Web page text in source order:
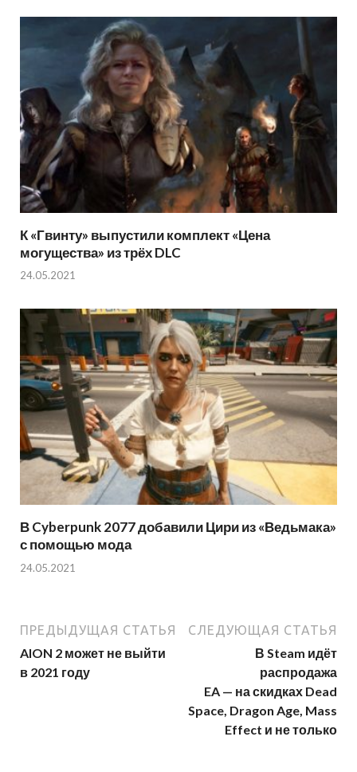
К «Гвинту» выпустили комплект «Цена
могущества» из трёх DLC
24.05.2021
В Cyberpunk 2077 добавили Цири из «Ведьмака»
с помощью мода
24.05.2021
ПРЕДЫДУЩАЯ СТАТЬЯ
AION 2 может не выйти
в 2021 году
СЛЕДУЮЩАЯ СТАТЬЯ
В Steam идёт
распродажа
EA — на скидках Dead
Space, Dragon Age, Mass
Effect и не только